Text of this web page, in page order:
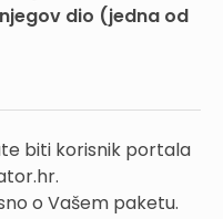
dio (jedna od
biti korisnik portala
o Vašem paketu.